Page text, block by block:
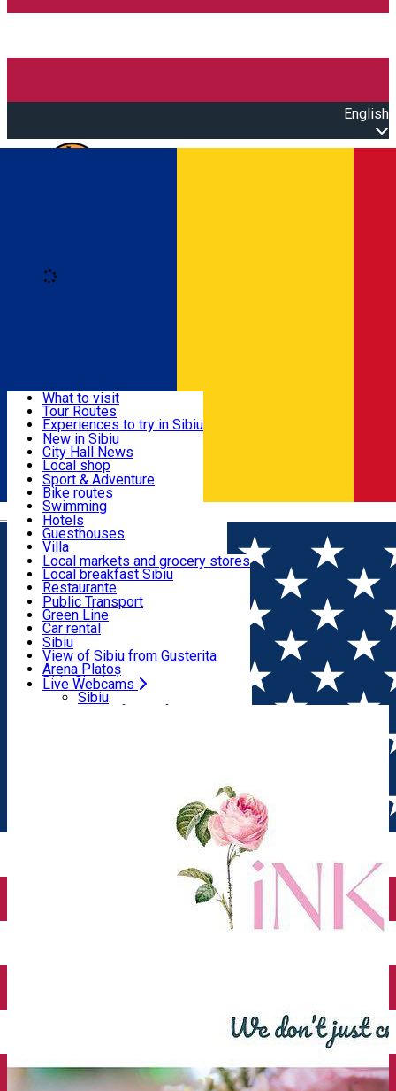
English
Română
Useful info
Activities & Adventure
Accommodation
Food, Drinks & Nightlife
Transport & Parking
Live Webcams
What to visit
Tour Routes
Experiences to try in Sibiu
Podcast
Culture
Museums
Churches
Parks, Zoo
County of Sibiu
New in Sibiu
City Hall News
Local shop
Sibiu artisans
Sibiul Verde
Public services
Education
How do I get to Sibiu
Tourist Info
Tour Guides
Guided tours
Publicații locale
Beauty salons
Sport & Adventure
Bike routes
Swimming
Riding
Indoor activities
Loc de joacă indoor
Loc de joacă outdoor
Ski
Ice skating
Yoga
Hotels
Guesthouses
Villa
Hostels
Motel
Camping
Renting rooms
Rooms for rent
Accommodation outside Sibiu
Local markets and grocery stores
Local breakfast Sibiu
Restaurante
Pizza
Fast Food
Coffee
Sweets
Pub, Bar
Night clubs
Bakeries
Public Transport
Green Line
Car rental
Rent a bike
Scooter rentals
Taxi
Ride Sharing
Parking tickets
Parking places
Sibiu
View of Sibiu from Gusterita
Arena Platoș
Live Webcams
Sibiu
View of Sibiu from Gusterita
Home Flower shop